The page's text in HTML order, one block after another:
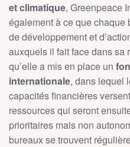
et climatique, Greenpeace
également à ce que
de développement et
auxquels il fait face dans sa
qu’elle a mis en place un
internationale, dans lequel
capacités financières
ressources qui seront
prioritaires mais non
bureaux se trouvent